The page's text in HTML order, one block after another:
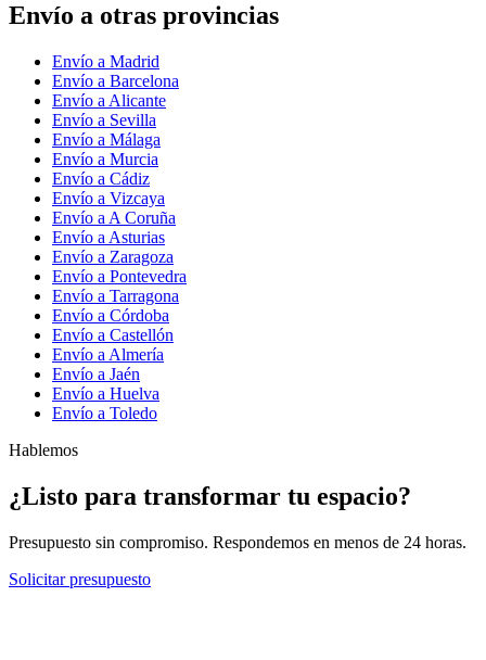
Envío a otras provincias
Envío a Madrid
Envío a Barcelona
Envío a Alicante
Envío a Sevilla
Envío a Málaga
Envío a Murcia
Envío a Cádiz
Envío a Vizcaya
Envío a A Coruña
Envío a Asturias
Envío a Zaragoza
Envío a Pontevedra
Envío a Tarragona
Envío a Córdoba
Envío a Castellón
Envío a Almería
Envío a Jaén
Envío a Huelva
Envío a Toledo
Hablemos
¿Listo para transformar tu espacio?
Presupuesto sin compromiso. Respondemos en menos de 24 horas.
Solicitar presupuesto